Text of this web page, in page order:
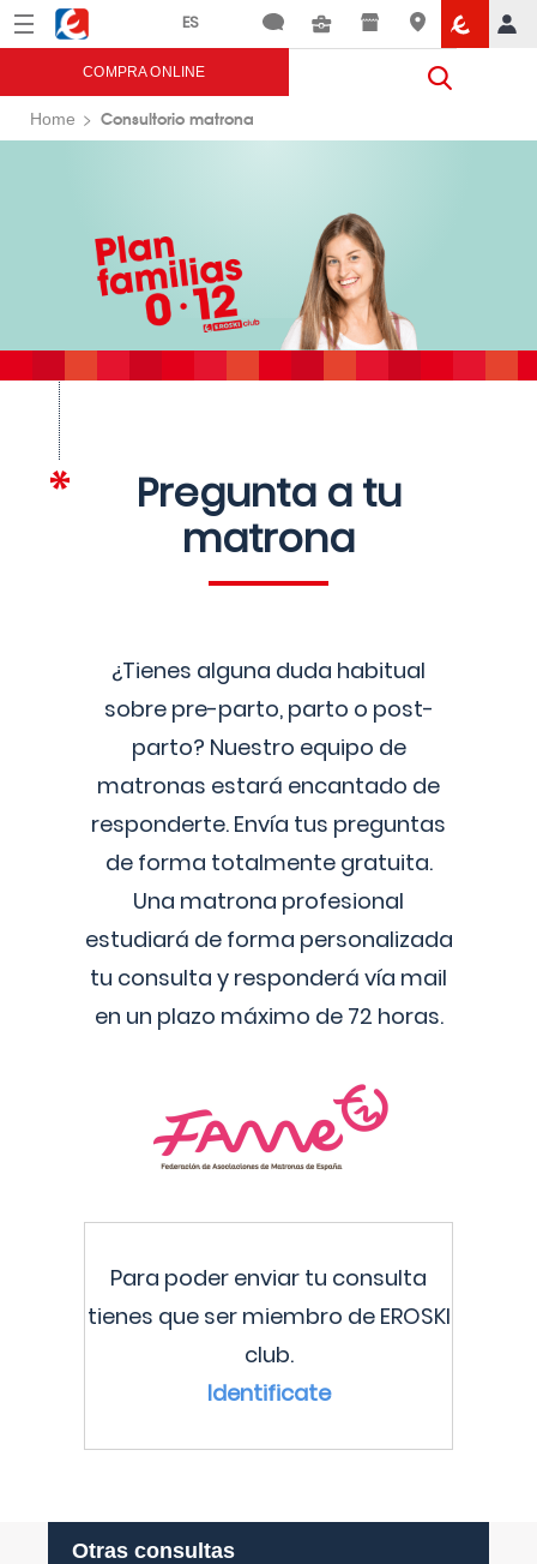
Menú Eroski
COMPRA ONLINE
Home Consultorio matrona
Pregunta a tu
matrona
¿Tienes alguna duda habitual
sobre pre-parto, parto o post-
parto? Nuestro equipo de
matronas estará encantado de
responderte. Envía tus preguntas
de forma totalmente gratuita.
Una matrona profesional
estudiará de forma personalizada
tu consulta y responderá vía mail
en un plazo máximo de 72 horas.
Para poder enviar tu consulta
tienes que ser miembro de EROSKI
club.
Identificate
Otras consultas